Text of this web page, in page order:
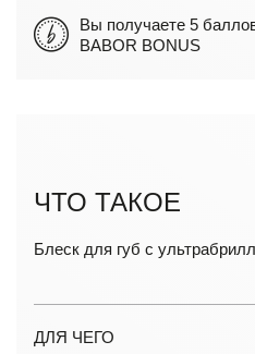
Вы получаете 5
BABOR BONUS
ЧТО ТАКОЕ
Блеск для губ с
ДЛЯ ЧЕГО